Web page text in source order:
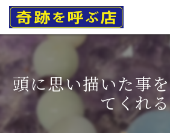
頭に思い描いた事
てくれる